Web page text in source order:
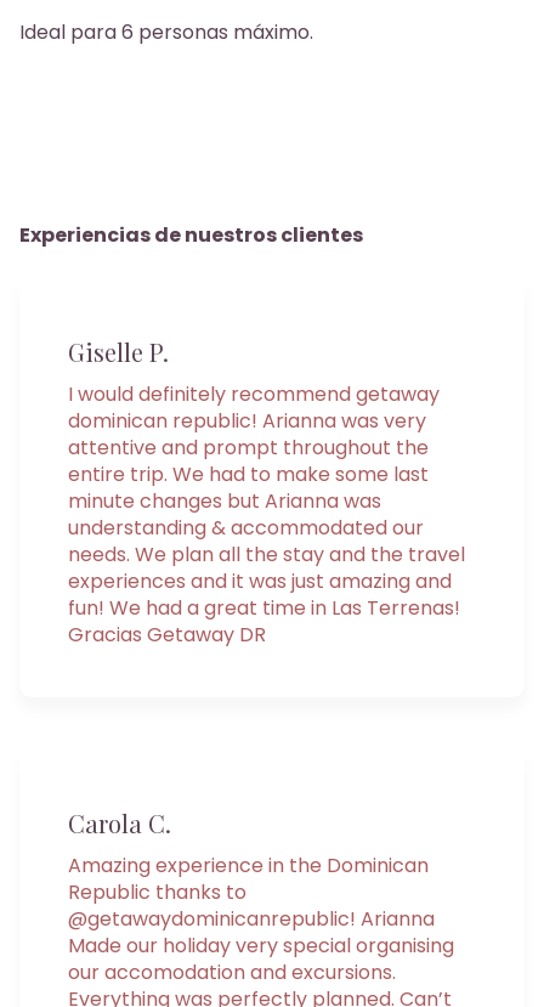
Ideal para 6 personas máximo.
Experiencias de nuestros clientes
Giselle P.
I would definitely recommend getaway
dominican republic! Arianna was very
attentive and prompt throughout the
entire trip. We had to make some last
minute changes but Arianna was
understanding & accommodated our
needs. We plan all the stay and the travel
experiences and it was just amazing and
fun! We had a great time in Las Terrenas!
Gracias Getaway DR
Carola C.
Amazing experience in the Dominican
Republic thanks to
@getawaydominicanrepublic! Arianna
Made our holiday very special organising
our accomodation and excursions.
Everything was perfectly planned. Can’t